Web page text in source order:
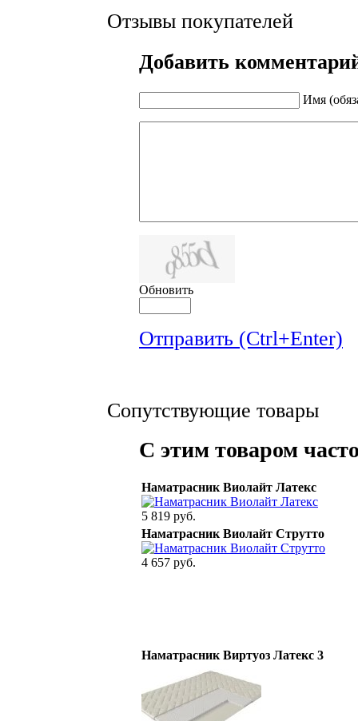
Отзывы покупателей
Добавить
Имя
Обновить
Отправить (Ctrl+Enter)
Сопутствующие товары
С этим товаром
Наматрасник Виолайт Латекс
5 819 руб.
Наматрасник Виолайт Струтто
4 657 руб.
Наматрасник Виртуоз Латекс 3